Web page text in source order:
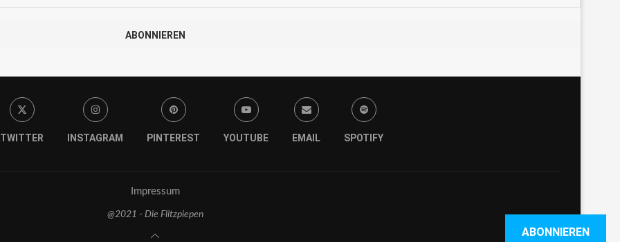
ABONNIEREN
TWITTER INSTAGRAM PINTEREST YOUTUBE EMAIL SPOTIFY
Impressum
@2021 - Die Flitzpiepen
ABONNIEREN